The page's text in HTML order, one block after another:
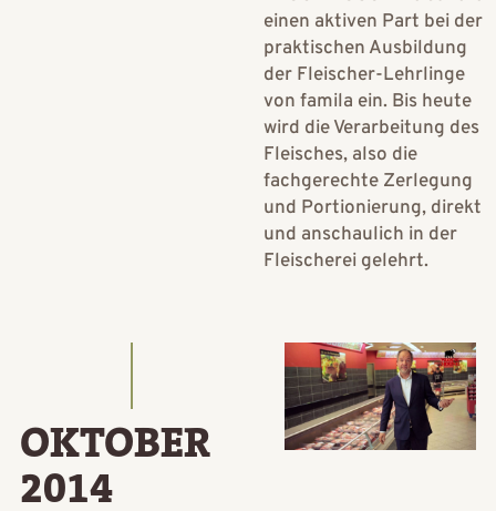
einen aktiven Part bei der
praktischen Ausbildung
der Fleischer-Lehrlinge
von famila ein. Bis heute
wird die Verarbeitung des
Fleisches, also die
fachgerechte Zerlegung
und Portionierung, direkt
und anschaulich in der
Fleischerei gelehrt.
OKTOBER
2014